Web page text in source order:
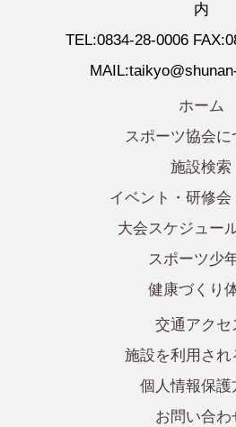
内
TEL:0834-28-0006
ホーム
スポーツ協会に
施設検索
イベント・研修会
大会スケジュー
スポーツ少
健康づくり
交通アクセ
施設を利用され
個人情報保護
お問い合わ